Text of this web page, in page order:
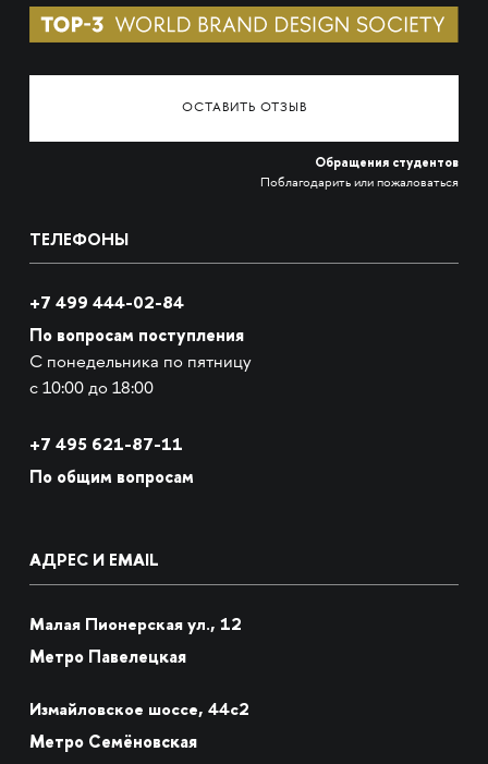
ОСТАВИТЬ ОТЗЫВ
Обращения студентов
Поблагодарить или пожаловаться
ТЕЛЕФОНЫ
+7 499 444-02-84
По вопросам поступления
С понедельника по пятницу
с 10:00 до 18:00
+7 495 621-87-11
По общим вопросам
АДРЕС И EMAIL
Малая Пионерская ул., 12
Метро Павелецкая
Измайловское шоссе, 44с2
Метро Семёновская